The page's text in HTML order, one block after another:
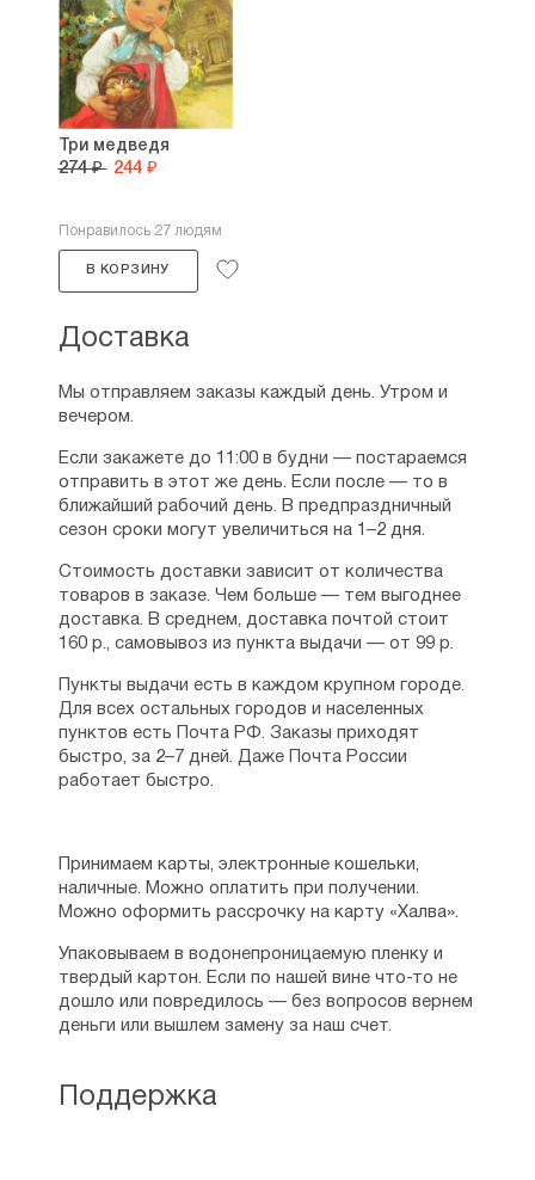
Три медведя
274 ₽ 244 ₽
Понравилось 27 людям
В КОРЗИНУ
Поддержка
Доставка
Мы отправляем заказы каждый день. Утром и
вечером.
Если закажете до 11:00 в будни — постараемся
отправить в этот же день. Если после — то в
ближайший рабочий день. В предпраздничный
сезон сроки могут увеличиться на 1–2 дня.
Стоимость доставки зависит от количества
товаров в заказе. Чем больше — тем выгоднее
доставка. В среднем, доставка почтой стоит
160 р., самовывоз из пункта выдачи — от 99 р.
Пункты выдачи есть в каждом крупном городе.
Для всех остальных городов и населенных
пунктов есть Почта РФ. Заказы приходят
быстро, за 2–7 дней. Даже Почта России
работает быстро.
Принимаем карты, электронные кошельки,
наличные. Можно оплатить при получении.
Можно оформить рассрочку на карту «Халва».
Упаковываем в водонепроницаемую пленку и
твердый картон. Если по нашей вине что-то не
дошло или повредилось — без вопросов вернем
деньги или вышлем замену за наш счет.